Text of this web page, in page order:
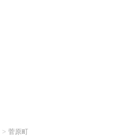
> 菅原町